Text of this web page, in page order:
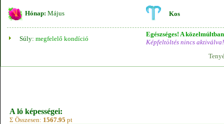
Hónap: Május Kos
Súly: megfelelő kondíció
Egészséges! A
Képfeltöltés nincs aktiválva!
A ló képességei:
Σ Összesen: 1567.95 pt